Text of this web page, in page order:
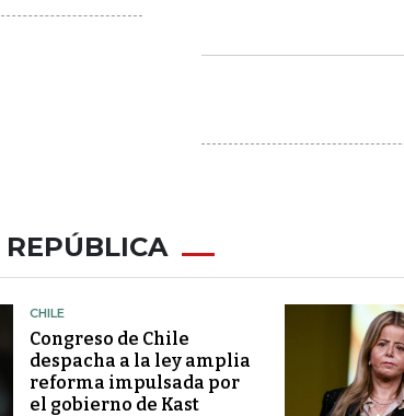
CHILE
Congreso de Chile
despacha a la ley amplia
reforma impulsada por
el gobierno de Kast